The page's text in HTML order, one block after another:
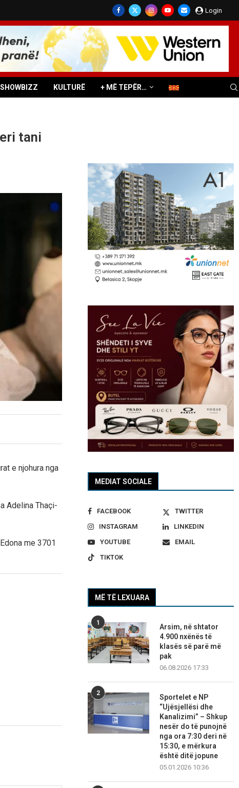
Login
SHOWBIZZ KULTURË + MË TEPËR…
tani
e njohura nga
Adelina Thaçi-
me 3701
MEDIAT SOCIALE
FACEBOOK
TWITTER
INSTAGRAM
LINKEDIN
YOUTUBE
EMAIL
TIKTOK
MË TË LEXUARA
1
Arsim, në shtator
4.900 nxënës të
klasës së parë më
pak
06.08.2026 17:33
2
Sportelet e NP
“Ujësjellësi dhe
Kanalizimi” – Shkup
nesër do të punojnë
nga ora 7:30 deri në
15:30, e mërkura
është ditë jopune
05.01.2026 10:36